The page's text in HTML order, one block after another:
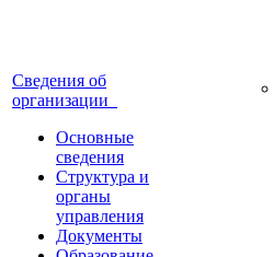
Сведения об
организации
Основные
сведения
Структура и
органы
управления
Документы